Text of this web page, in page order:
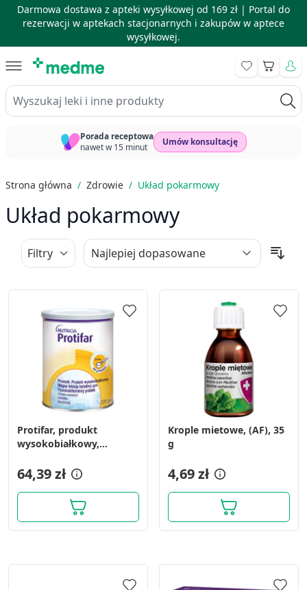
Darmowa dostawa z apteki wysyłkowej od 169 zł | Portal do
rezerwacji w aptekach stacjonarnych i zakupów w aptece
wysyłkowej.
Wyszukaj leki i inne produkty
Koszyk
Porada receptowa
nawet w 15 minut
Umów konsultację
Strona główna / Zdrowie / Układ pokarmowy
Układ pokarmowy
Filtry
Protifar, produkt
wysokobiałkowy,
neutralnym, 225 g
64,39 zł
Krople mietowe, (AF), 35
g
4,69 zł